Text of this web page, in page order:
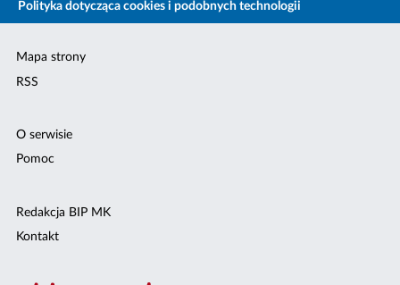
Polityka dotycząca cookies i podobnych technologii
Mapa strony
RSS
O serwisie
Pomoc
Redakcja BIP MK
Kontakt